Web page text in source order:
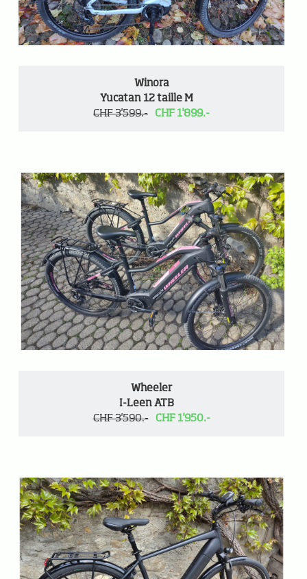
Winora
Yucatan 12 taille M
CHF 3'599.-
CHF 1'899.-
Wheeler
I-Leen ATB
CHF 3'590.-
CHF 1'950.-